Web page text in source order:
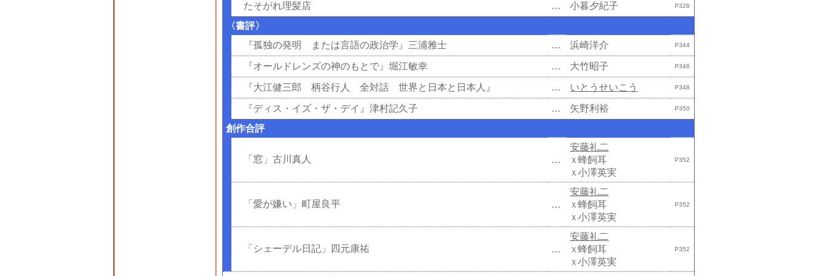
たそがれ理髪店 … 小暮夕紀子 P328
〈書評〉
『孤独の発明 または言語の政治学』三浦雅士
… 浜崎洋介 P344
『オールドレンズの神のもとで』堀江敏幸 … 大竹昭子 P346
『大江健三郎 柄谷行人 全対話 世界と日本と日本人』 … いとうせいこう P348
『ディス・イズ・ザ・デイ』津村記久子 … 矢野利裕 P350
創作合評
「窓」古川真人 …
安藤礼二
Ｘ 蜂飼耳
Ｘ 小澤英実
P352
「愛が嫌い」町屋良平 …
安藤礼二
Ｘ 蜂飼耳
Ｘ 小澤英実
P352
「シェーデル日記」四元康祐 …
安藤礼二
Ｘ 蜂飼耳
Ｘ 小澤英実
P352